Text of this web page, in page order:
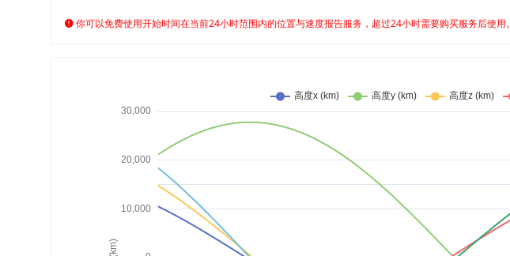
你可以免费使用开始时间在当前24小时范围内的位置与速度报告服务，超过24小时需要购买服务后使用。